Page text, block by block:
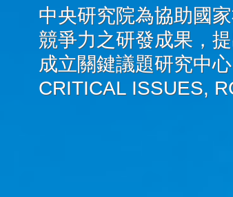
中央研究院為協助國
競爭力之研發成果，
成立關鍵議題研究中
CRITICAL ISSUES,